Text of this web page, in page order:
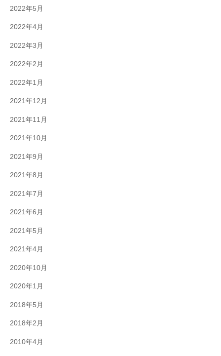
2022年5月
2022年4月
2022年3月
2022年2月
2022年1月
2021年12月
2021年11月
2021年10月
2021年9月
2021年8月
2021年7月
2021年6月
2021年5月
2021年4月
2020年10月
2020年1月
2018年5月
2018年2月
2010年4月